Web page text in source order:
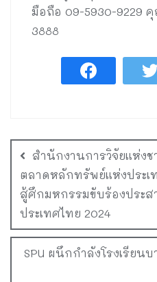
มือถือ 09-5930-9229
3888
สำนักงานการวิจัยแห่ง
ตลาดหลักทรัพย์แห่งประเ
สู้ศึกมหกรรมขับร้องประส
ประเทศไทย 2024
SPU ผนึกกำลังโรงเรียน